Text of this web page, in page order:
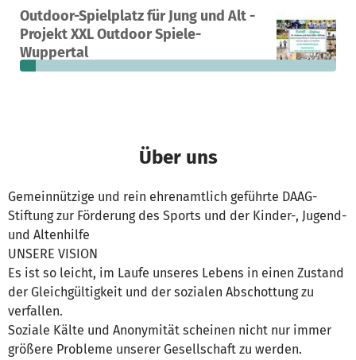
Outdoor-Spielplatz für Jung und Alt -
Projekt XXL Outdoor Spiele-
Wuppertal
Ein Projekt in Wuppertal, Deutschland
8
Spenden
5 %
finanziert
9.484 €
fehlen noch
Über uns
Gemeinnützige und rein ehrenamtlich geführte DAAG-
Stiftung zur Förderung des Sports und der Kinder-, Jugend-
und Altenhilfe
UNSERE VISION
Es ist so leicht, im Laufe unseres Lebens in einen Zustand
der Gleichgültigkeit und der sozialen Abschottung zu
verfallen.
Soziale Kälte und Anonymität scheinen nicht nur immer
größere Probleme unserer Gesellschaft zu werden.